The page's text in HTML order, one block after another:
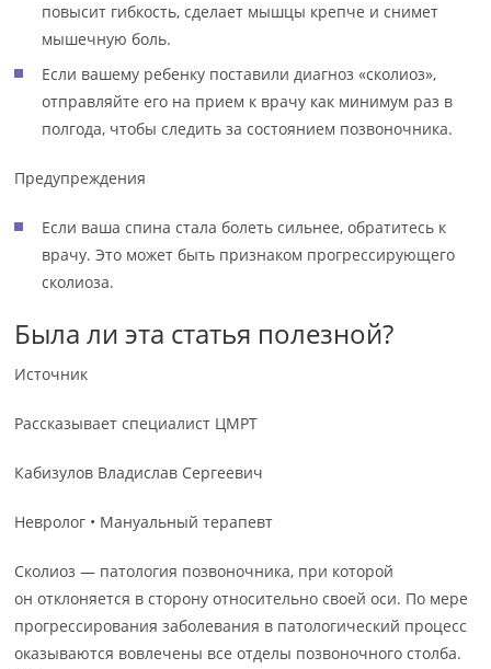
повысит гибкость, сделает мышцы крепче и снимет
мышечную боль.
Если вашему ребенку поставили диагноз «сколиоз»,
отправляйте его на прием к врачу как минимум раз в
полгода, чтобы следить за состоянием позвоночника.
Предупреждения
Если ваша спина стала болеть сильнее, обратитесь к
врачу. Это может быть признаком прогрессирующего
сколиоза.
Была ли эта статья полезной?
Источник
Рассказывает специалист ЦМРТ
Кабизулов Владислав Сергеевич
Невролог • Мануальный терапевт
Сколиоз — патология позвоночника, при которой
он отклоняется в сторону относительно своей оси. По мере
прогрессирования заболевания в патологический процесс
оказываются вовлечены все отделы позвоночного столба.